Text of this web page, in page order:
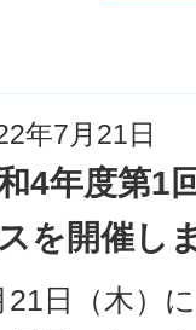
年7月21日
4年度第1
を開催し
21日（木）